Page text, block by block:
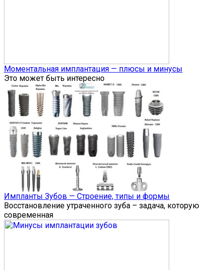
Моментальная имплантация — плюсы и минусы
Это может быть интересно
Импланты Зубов — Строение, типы и формы
Восстановление утраченного зуба – задача, которую
современная